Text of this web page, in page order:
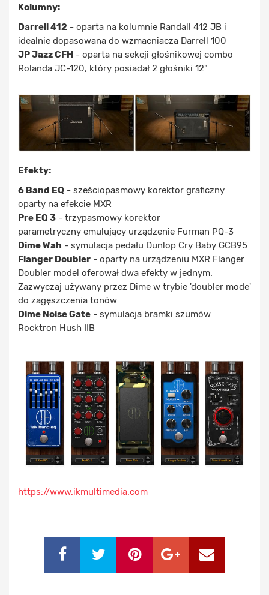
Kolumny:
Darrell 412 - oparta na kolumnie Randall 412 JB i
idealnie dopasowana do wzmacniacza Darrell 100
JP Jazz CFH - oparta na sekcji głośnikowej combo
Rolanda JC-120, który posiadał 2 głośniki 12"
Efekty:
6 Band EQ - sześciopasmowy korektor graficzny
oparty na efekcie MXR
Pre EQ 3 - trzypasmowy korektor
parametryczny emulujący urządzenie Furman PQ-3
Dime Wah - symulacja pedału Dunlop Cry Baby GCB95
Flanger Doubler - oparty na urządzeniu MXR Flanger
Doubler model oferował dwa efekty w jednym.
Zazwyczaj używany przez Dime w trybie 'doubler mode'
do zagęszczenia tonów
Dime Noise Gate - symulacja bramki szumów
Rocktron Hush IIB
https://www.ikmultimedia.com